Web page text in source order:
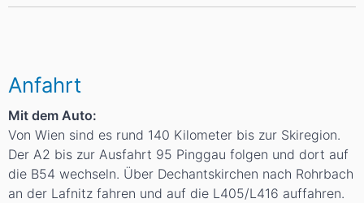
Anfahrt
Mit dem Auto:
Von Wien sind es rund 140 Kilometer bis zur Skiregion.
Der A2 bis zur Ausfahrt 95 Pinggau folgen und dort auf
die B54 wechseln. Über Dechantskirchen nach Rohrbach
an der Lafnitz fahren und auf die L405/L416 auffahren.